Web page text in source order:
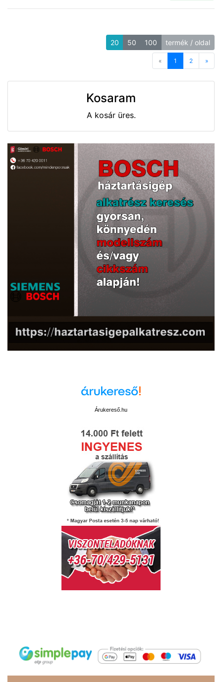
20 50 100 termék / oldal
« Previous
1 2 »
Kosaram
A kosár üres.
Árukereső.hu